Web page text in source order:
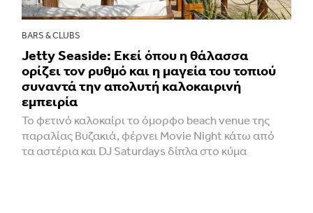
BARS & CLUBS
Jetty Seaside: Εκεί όπου η θάλασσα
ορίζει τον ρυθμό και η μαγεία του τοπιού
συναντά την απολυτή καλοκαιρινή
εμπειρία
Το φετινό καλοκαίρι το όμορφο beach venue της
παραλίας Βυζακιά, φέρνει Movie Night κάτω από
τα αστέρια και DJ Saturdays δίπλα στο κύμα